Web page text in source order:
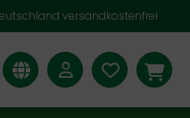
versandkostenfrei